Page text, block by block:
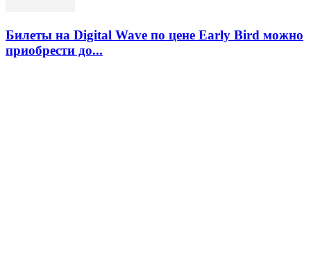
Билеты на Digital Wave по цене Early Bird можно
приобрести до...